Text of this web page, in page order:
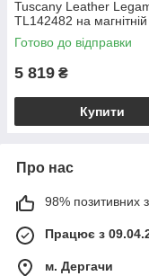
Tuscany Leather
TL142482 на магнітній
з плечовим ременем,
коралова
Готово до відправки
5 819 ₴
Купити
Про нас
98% позитивних з
Працює з
м. Дергачи